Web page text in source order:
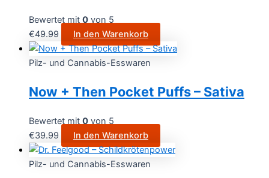
Bewertet mit 0 von 5
€49.99 In den Warenkorb
Pilz- und Cannabis-Esswaren
Now + Then Pocket Puffs – Sativa
Bewertet mit 0 von 5
€39.99 In den Warenkorb
Pilz- und Cannabis-Esswaren